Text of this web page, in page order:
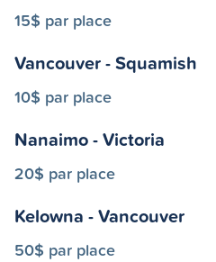
15$ par place
Vancouver - Squamish
10$ par place
Nanaimo - Victoria
20$ par place
Kelowna - Vancouver
50$ par place